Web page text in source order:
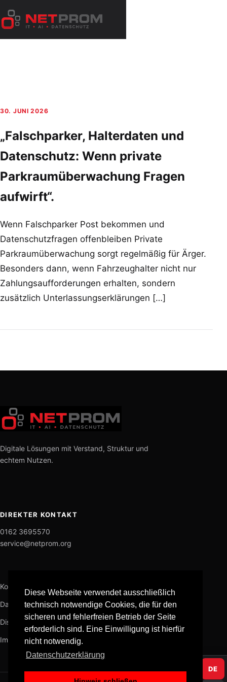
Diese Webseite verwendet ausschließlich
technisch notwendige Cookies, die für den
sicheren und fehlerfreien Betrieb der Seite
erforderlich sind. Eine Einwilligung ist hierfür
nicht notwendig.
Datenschutzerklärung
Inhalt
DE
30. JUNI 2026
„Falschparker, Halterdaten und
Datenschutz: Wenn private
Parkraumüberwachung Fragen
aufwirft“.
Wenn Falschparker Post bekommen und
Datenschutzfragen offenbleiben Private
Parkraumüberwachung sorgt regelmäßig für Ärger.
Besonders dann, wenn Fahrzeughalter nicht nur
Zahlungsaufforderungen erhalten, sondern
zusätzlich Unterlassungserklärungen […]
Digitale Lösungen mit Verstand, Struktur und
echtem Nutzen.
DIREKTER KONTAKT
0162 3695570
service@netprom.org
Kontakt
Datenschutz
Disclaimer
Impressum